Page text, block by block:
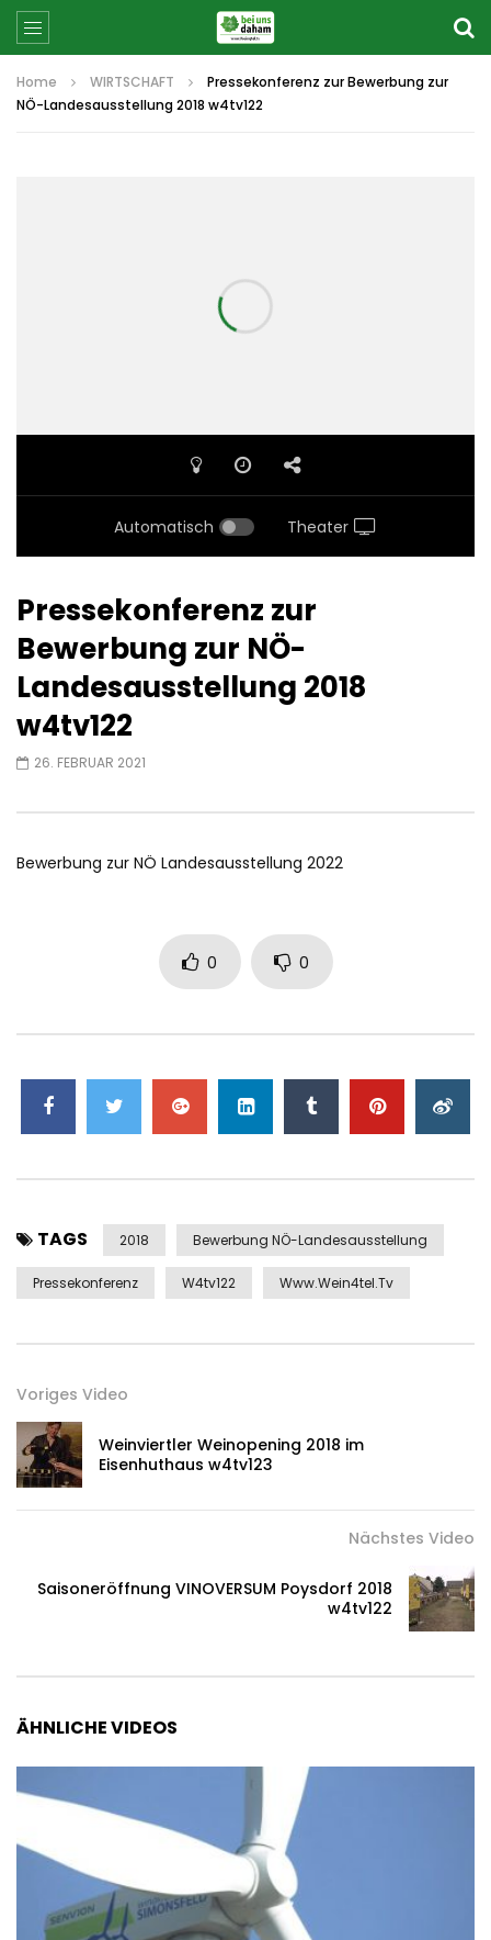
Home WIRTSCHAFT
Pressekonferenz zur Bewerbung zur
NÖ-Landesausstellung 2018 w4tv122
Automatisch Theater
Pressekonferenz zur
Bewerbung zur NÖ-
Landesausstellung 2018
w4tv122
26. FEBRUAR 2021
Bewerbung zur NÖ Landesausstellung 2022
0 0
TAGS 2018 Bewerbung NÖ-Landesausstellung
Pressekonferenz W4tv122 Www.wein4tel.tv
Voriges Video
Weinviertler Weinopening 2018 im
Eisenhuthaus w4tv123
Nächstes Video
Saisoneröffnung VINOVERSUM Poysdorf 2018
w4tv122
ÄHNLICHE VIDEOS